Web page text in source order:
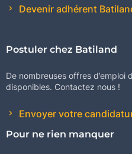
Devenir adhérent
Postuler chez Batiland
De nombreuses offres d’emploi
disponibles. Contactez nous !
Envoyer votre
Pour ne rien manquer